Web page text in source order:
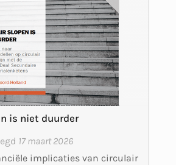
is niet duurder
17 maart 2026
implicaties van circulair